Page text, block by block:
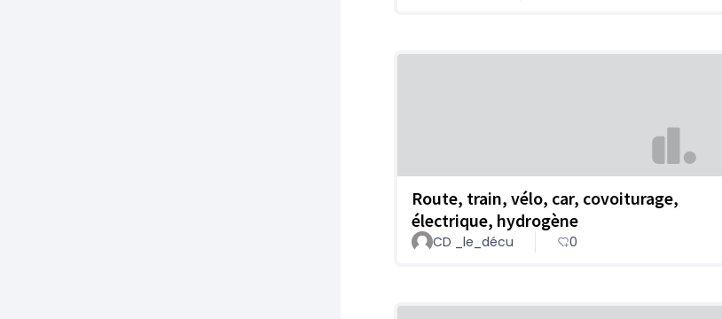
Route, train, vélo, car, covoiturage,
électrique, hydrogène
CD _le_décu 0